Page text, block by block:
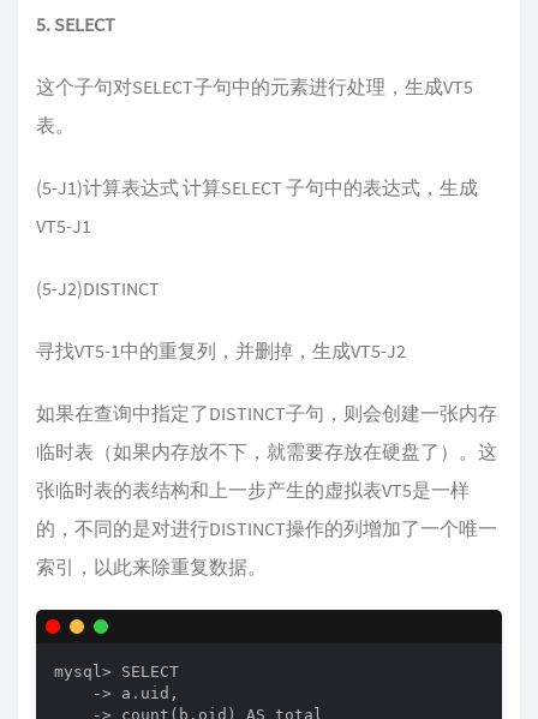
5. SELECT
这个子句对SELECT子句中的元素进行处理，生成VT5
表。
(5-J1)计算表达式 计算SELECT 子句中的表达式，生成
VT5-J1
(5-J2)DISTINCT
寻找VT5-1中的重复列，并删掉，生成VT5-J2
如果在查询中指定了DISTINCT子句，则会创建一张内存
临时表（如果内存放不下，就需要存放在硬盘了）。这
张临时表的表结构和上一步产生的虚拟表VT5是一样
的，不同的是对进行DISTINCT操作的列增加了一个唯一
索引，以此来除重复数据。
mysql> SELECT
    -> a.uid,
    -> count(b.oid) AS total